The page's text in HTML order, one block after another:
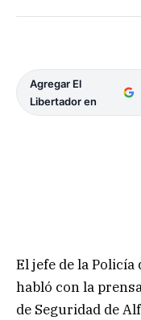
Agregar El
Libertador en
El jefe de la
habló con la
de Seguridad de